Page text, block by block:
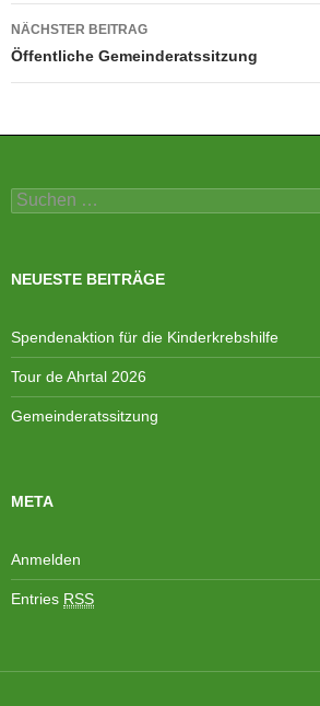
NÄCHSTER BEITRAG
Öffentliche Gemeinderatssitzung
Suchen
nach:
NEUESTE BEITRÄGE
Spendenaktion für die Kinderkrebshilfe
Tour de Ahrtal 2026
Gemeinderatssitzung
META
Anmelden
Entries RSS